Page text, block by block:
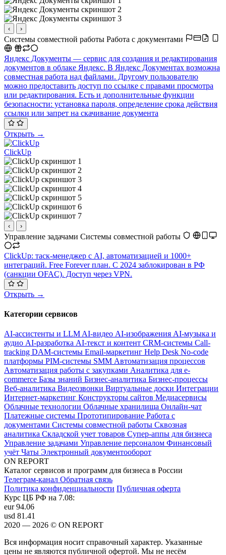
‹ ›
Системы совместной работы Работа с документами
Яндекс Документы — сервис для создания и редактирования
документов в облаке Яндекс. В Яндекс Документах возможна
совместная работа над файлами. Другому пользователю
можно предоставить доступ по ссылке с правами просмотра
или редактирования. Есть и дополнительные функции
безопасности: установка пароля, определение срока действия
ссылки или запрет на скачивание документа
Открыть →
ClickUp
‹ ›
Управление задачами Системы совместной работы
ClickUp: таск-менеджер с AI, автоматизацией и 1000+
интеграций. Free Forever план. С 2024 заблокирован в РФ
(санкции OFAC). Доступ через VPN.
Открыть →
Категории сервисов
AI-ассистенты и LLMAI-видео AI-изображения AI-музыка и
аудио AI-разработка AI-текст и контент CRM-системы Call-
tracking DAM-системы Email-маркетинг Help Desk No-code
платформы PIM-системы SMM Автоматизация процессов
Автоматизация работы с закупками Аналитика для e-
commerce Базы знаний Бизнес-аналитика Бизнес-процессы
Веб-аналитика Видеозвонки Виртуальные доски Интеграции
Интернет-маркетинг Конструкторы сайтов Медиасервисы
Облачные технологии Облачные хранилища Онлайн-чат
Платежные системы Прототипирование Работа с
документами Системы совместной работы Сквозная
аналитика Складской учет товаров Супер-аппы для бизнеса
Управление задачами Управление персоналом Финансовый
учёт Чаты Электронный документооборот
ON REPORT
Каталог сервисов и программ для бизнеса в России
Телеграм-канал Обратная связь
Политика конфиденциальности Публичная оферта
Курс ЦБ РФ на 7.08:
eur94.06
usd 81.41
2020 — 2026 © ON REPORT
Вся информация носит справочный характер. Указанные
цены не являются публичной офертой. Мы не несём